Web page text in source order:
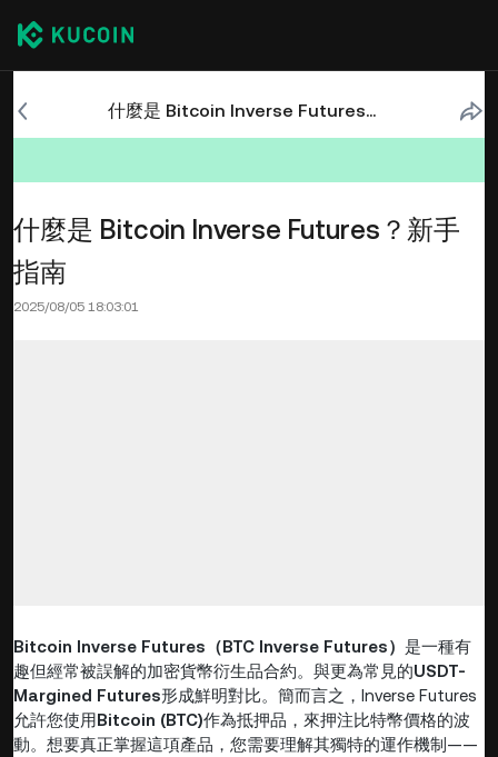
什麼是 Bitcoin Inverse Futures？新手指南
什麼是 Bitcoin Inverse Futures？新手
指南
2025/08/05 18:03:01
Bitcoin Inverse Futures（BTC Inverse Futures） 是一種有
趣但經常被誤解的加密貨幣衍生品合約。與更為常見的USDT-
Margined Futures形成鮮明對比。簡而言之，Inverse Futures
允許您使用Bitcoin (BTC)作為抵押品，來押注比特幣價格的波
動。想要真正掌握這項產品，您需要理解其獨特的運作機制——